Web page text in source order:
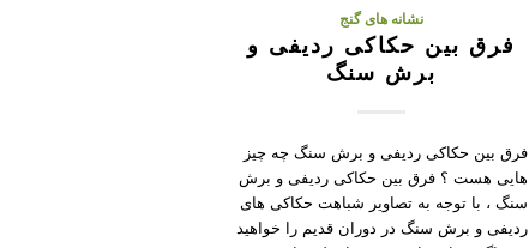
نشانه های گنج
فرق بین حکاکی ردیفی و
برش سنگ
فرق بین حکاکی ردیفی و برش سنگ چه چیز
هایی هست ؟ فرق بین حکاکی ردیفی و برش
سنگ ، با توجه به تصاویر شباهت حکاکی های
ردیفی و برش سنگ در دوران قدیم را خواهید